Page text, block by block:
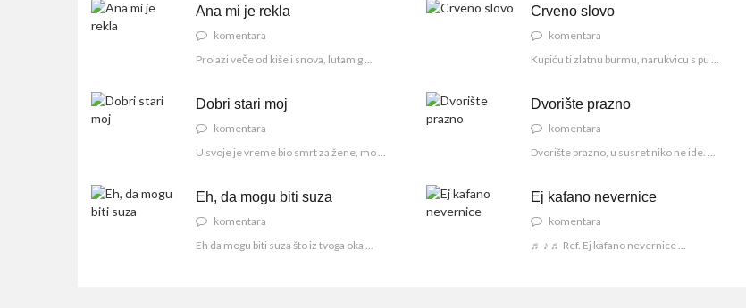
Ana mi je rekla
komentara
Prolazi veče od kiše i snova, lutam g ...
Crveno slovo
komentara
Kupiću ti zlatnu burmu, narukvicu s pu ...
Dobri stari moj
komentara
U svoje je vreme bio smrt za žene, mo ...
Dvorište prazno
komentara
Dvorište prazno, u susret niko ne ide. ...
Eh, da mogu biti suza
komentara
Eh da mogu biti suza što iz tvoga oka ...
Ej kafano nevernice
komentara
♬ ♪ ♬ Ref. Ej kafano nevernice ...